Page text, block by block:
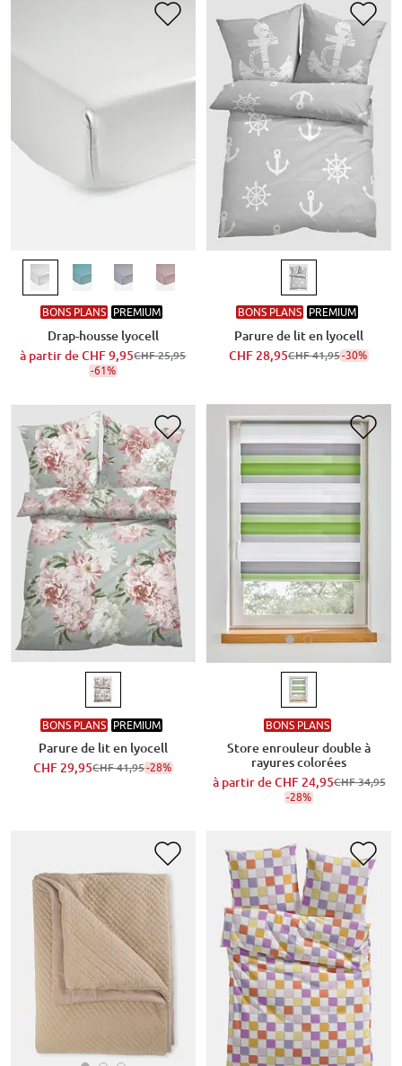
BONS PLANS PREMIUM
Drap-housse lyocell
à partir deCHF 9,95CHF 25,95
-61%
BONS PLANS PREMIUM
Parure de lit en lyocell
CHF 28,95CHF 41,95-30%
BONS PLANS PREMIUM
Parure de lit en lyocell
CHF 29,95CHF 41,95-28%
BONS PLANS
Store enrouleur double à
rayures colorées
à partir deCHF 24,95CHF 34,95
-28%